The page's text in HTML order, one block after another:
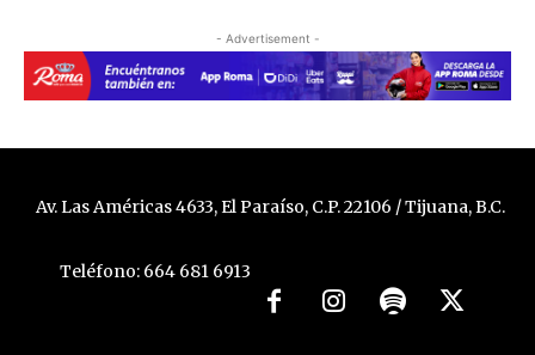
- Advertisement -
Av. Las Américas 4633, El Paraíso, C.P. 22106 / Tijuana, B.C.
Teléfono: 664 681 6913